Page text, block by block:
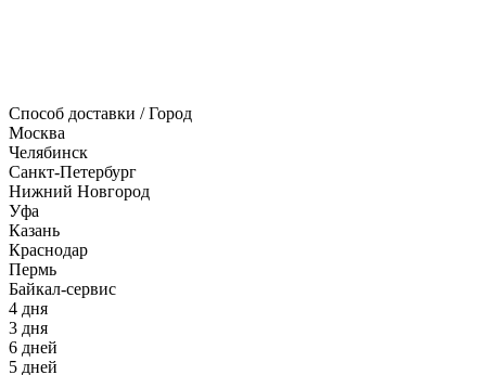
Способ доставки / Город
Москва
Челябинск
Санкт-Петербург
Нижний Новгород
Уфа
Казань
Краснодар
Пермь
Байкал-сервис
4 дня
3 дня
6 дней
5 дней